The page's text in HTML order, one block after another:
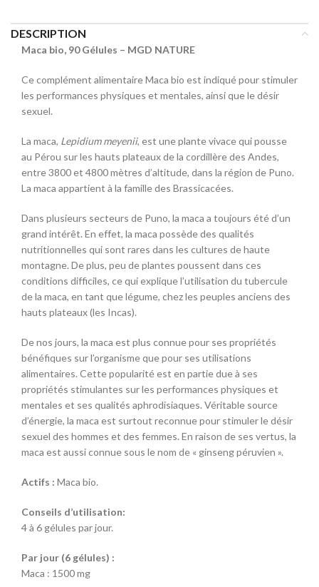
DESCRIPTION
Maca bio, 90 Gélules – MGD NATURE
Ce complément alimentaire Maca bio est indiqué pour stimuler
les performances physiques et mentales, ainsi que le désir
sexuel.
La maca, Lepidium meyenii, est une plante vivace qui pousse
au Pérou sur les hauts plateaux de la cordillère des Andes,
entre 3800 et 4800 mètres d’altitude, dans la région de Puno.
La maca appartient à la famille des Brassicacées.
Dans plusieurs secteurs de Puno, la maca a toujours été d’un
grand intérêt. En effet, la maca possède des qualités
nutritionnelles qui sont rares dans les cultures de haute
montagne. De plus, peu de plantes poussent dans ces
conditions difficiles, ce qui explique l’utilisation du tubercule
de la maca, en tant que légume, chez les peuples anciens des
hauts plateaux (les Incas).
De nos jours, la maca est plus connue pour ses propriétés
bénéfiques sur l’organisme que pour ses utilisations
alimentaires. Cette popularité est en partie due à ses
propriétés stimulantes sur les performances physiques et
mentales et ses qualités aphrodisiaques. Véritable source
d’énergie, la maca est surtout reconnue pour stimuler le désir
sexuel des hommes et des femmes. En raison de ses vertus, la
maca est aussi connue sous le nom de « ginseng péruvien ».
Actifs : Maca bio.
Conseils d’utilisation:
4 à 6 gélules par jour.
Par jour (6 gélules) :
Maca : 1500 mg